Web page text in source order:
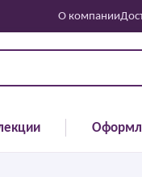
О компании